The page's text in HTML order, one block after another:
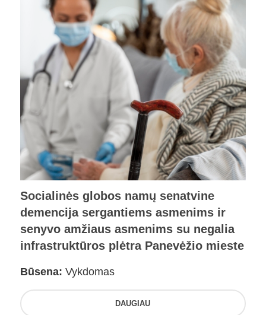
Socialinės globos namų senatvine
demencija sergantiems asmenims ir
senyvo amžiaus asmenims su negalia
infrastruktūros plėtra Panevėžio mieste
Būsena: Vykdomas
DAUGIAU